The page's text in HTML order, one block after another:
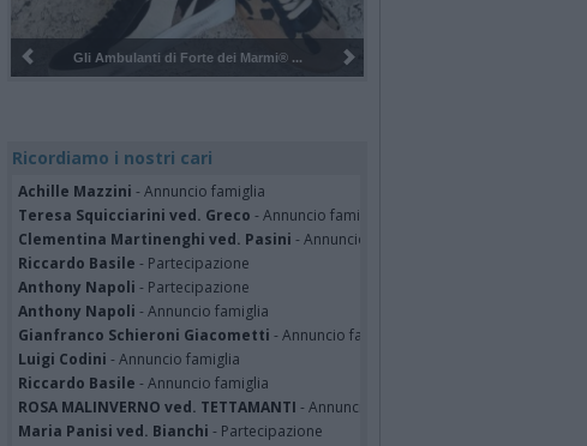
Pulizia del bosco del Rugareto a ...
Ricordiamo i nostri cari
Achille Mazzini - Annuncio famiglia
Teresa Squicciarini ved. Greco - Annuncio famiglia
Clementina Martinenghi ved. Pasini - Annuncio famiglia
Riccardo Basile - Partecipazione
Anthony Napoli - Partecipazione
Anthony Napoli - Annuncio famiglia
Gianfranco Schieroni Giacometti - Annuncio famiglia
Luigi Codini - Annuncio famiglia
Riccardo Basile - Annuncio famiglia
ROSA MALINVERNO ved. TETTAMANTI - Annuncio famiglia
Maria Panisi ved. Bianchi - Partecipazione